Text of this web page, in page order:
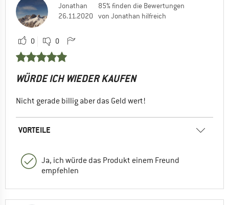
Jonathan
26.11.2020
85% finden die Bewertungen
von Jonathan hilfreich
0 0
WÜRDE ICH WIEDER KAUFEN
Nicht gerade billig aber das Geld wert!
VORTEILE
Ja, ich würde das Produkt einem Freund
empfehlen